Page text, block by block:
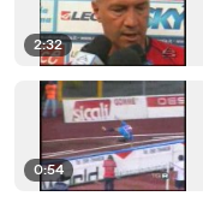
2:32
0:54